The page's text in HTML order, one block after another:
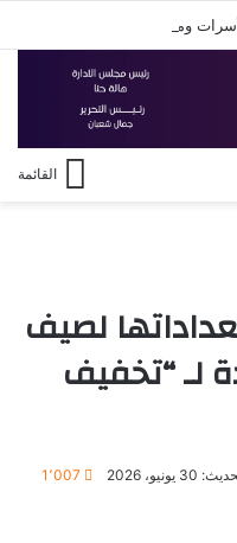
القائمة
لصيف
لـ “تخفيف
يونيو، 2026 1٬007